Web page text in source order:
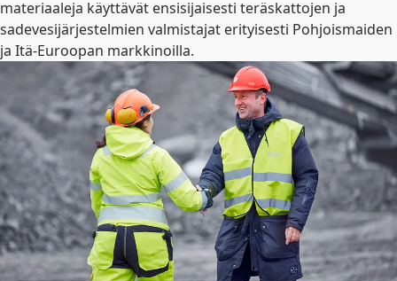
materiaaleja käyttävät ensisijaisesti teräskattojen ja
sadevesijärjestelmien valmistajat erityisesti Pohjoismaiden
ja Itä-Euroopan markkinoilla.